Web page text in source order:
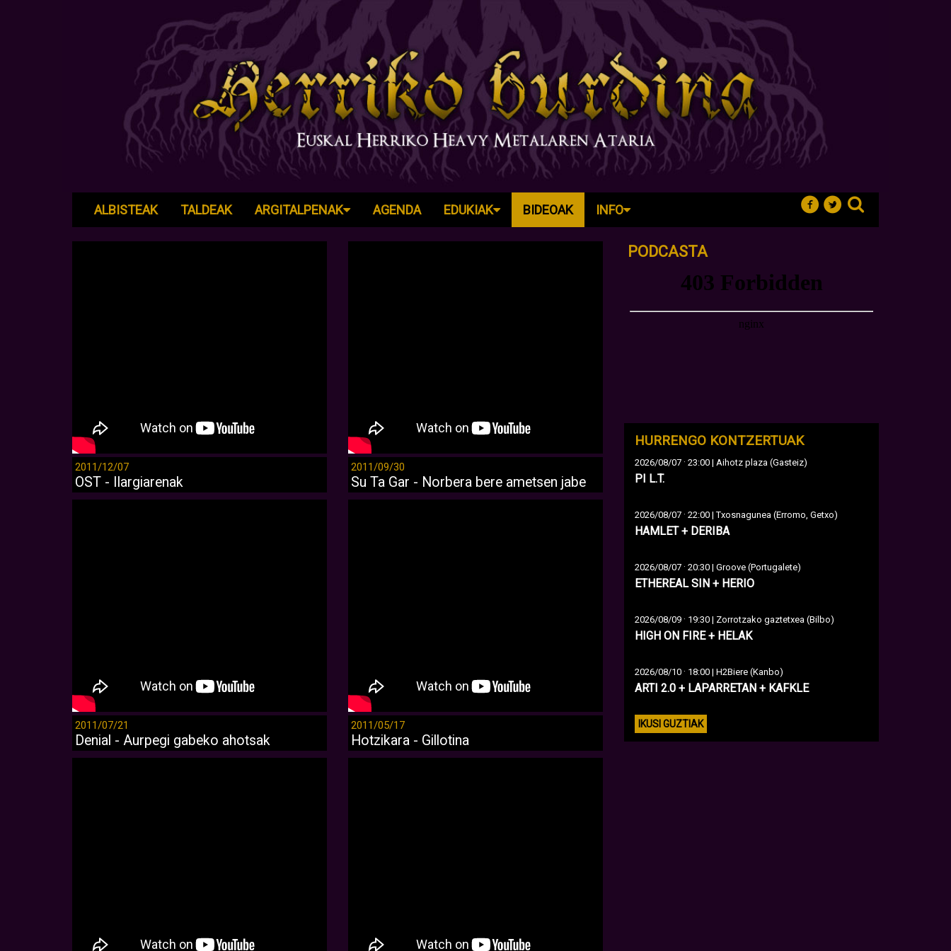
ALBISTEAK TALDEAK ARGITALPENAK AGENDA EDUKIAK BIDEOAK INFO
2011/12/07
OST - Ilargiarenak
2011/09/30
Su Ta Gar - Norbera bere ametsen jabe
2011/07/21
Denial - Aurpegi gabeko ahotsak
2011/05/17
Hotzikara - Gillotina
PODCASTA
HURRENGO KONTZERTUAK
2026/08/07 · 23:00 | Aihotz plaza (Gasteiz)
PI L.T.
2026/08/07 · 22:00 | Txosnagunea (Erromo, Getxo)
HAMLET + DERIBA
2026/08/07 · 20:30 | Groove (Portugalete)
ETHEREAL SIN + HERIO
2026/08/09 · 19:30 | Zorrotzako gaztetxea (Bilbo)
HIGH ON FIRE + HELAK
2026/08/10 · 18:00 | H2Biere (Kanbo)
ARTI 2.0 + LAPARRETAN + KAFKLE
IKUSI GUZTIAK